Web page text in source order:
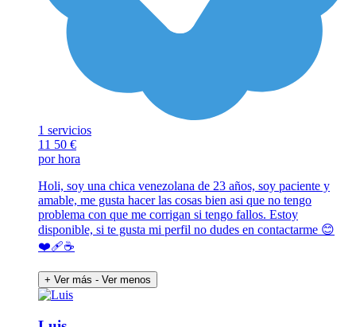
1 servicios
11 50 €
por hora
Holi, soy una chica venezolana de 23 años, soy paciente y
amable, me gusta hacer las cosas bien asi que no tengo
problema con que me corrigan si tengo fallos. Estoy
disponible, si te gusta mi perfil no dudes en contactarme 😊
❤️‍🩹☕️
+ Ver más - Ver menos